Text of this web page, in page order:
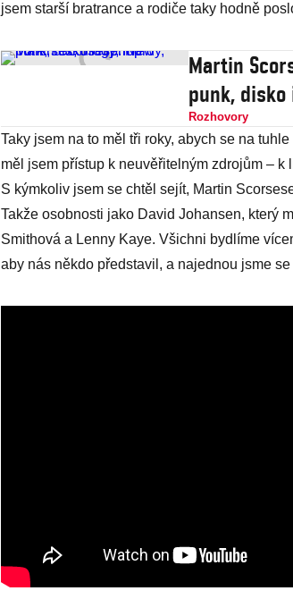
jsem starší bratrance a rodiče taky hodně
Martin
punk, disko
Rozhovory
Taky jsem na to měl tři roky, abych se na
měl jsem přístup k neuvěřitelným zdrojům – k
S kýmkoliv jsem se chtěl sejít, Martin
Takže osobnosti jako David Johansen, který
Smithová a Lenny Kaye. Všichni bydlíme
aby nás někdo představil, a najednou jsme